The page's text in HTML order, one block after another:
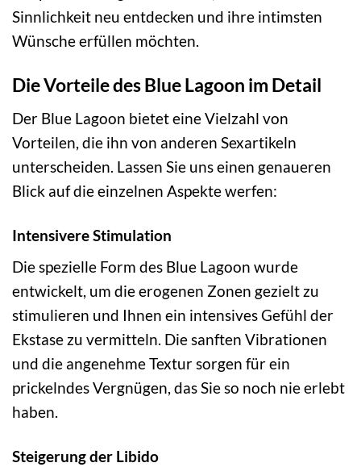
Sinnlichkeit neu entdecken und ihre intimsten
Wünsche erfüllen möchten.
Die Vorteile des Blue Lagoon im Detail
Der Blue Lagoon bietet eine Vielzahl von
Vorteilen, die ihn von anderen Sexartikeln
unterscheiden. Lassen Sie uns einen genaueren
Blick auf die einzelnen Aspekte werfen:
Intensivere Stimulation
Die spezielle Form des Blue Lagoon wurde
entwickelt, um die erogenen Zonen gezielt zu
stimulieren und Ihnen ein intensives Gefühl der
Ekstase zu vermitteln. Die sanften Vibrationen
und die angenehme Textur sorgen für ein
prickelndes Vergnügen, das Sie so noch nie erlebt
haben.
Steigerung der Libido